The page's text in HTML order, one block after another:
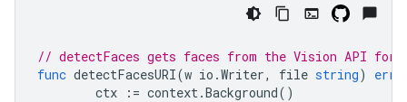
// detectFaces gets faces from the Vision API
func detectFacesURI(w io .Writer, file string)
ctx
:= context.Background()